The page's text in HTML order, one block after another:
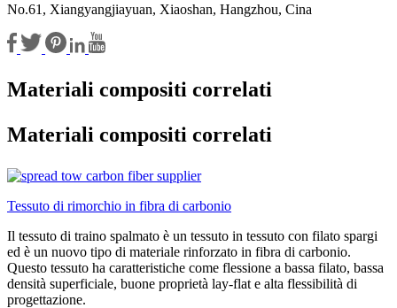
No.61, Xiangyangjiayuan, Xiaoshan, Hangzhou, Cina
Materiali compositi correlati
Materiali compositi correlati
Tessuto di rimorchio in fibra di carbonio
Il tessuto di traino spalmato è un tessuto in tessuto con filato spargi
ed è un nuovo tipo di materiale rinforzato in fibra di carbonio.
Questo tessuto ha caratteristiche come flessione a bassa filato, bassa
densità superficiale, buone proprietà lay-flat e alta flessibilità di
progettazione.